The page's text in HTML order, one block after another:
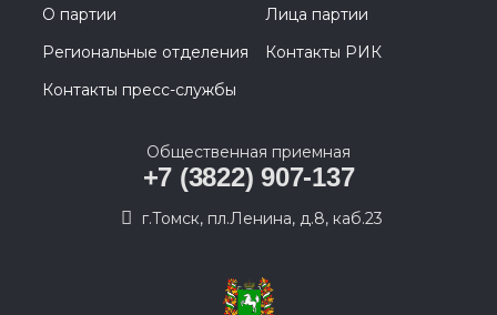
О партии
Лица партии
Региональные отделения
Контакты РИК
Контакты пресс-службы
Общественная приемная
+7 (3822) 907-137
г.Томск, пл.Ленина, д.8, каб.23